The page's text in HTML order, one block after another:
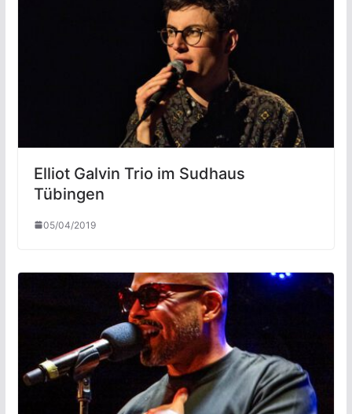
Elliot Galvin Trio im Sudhaus
Tübingen
05/04/2019